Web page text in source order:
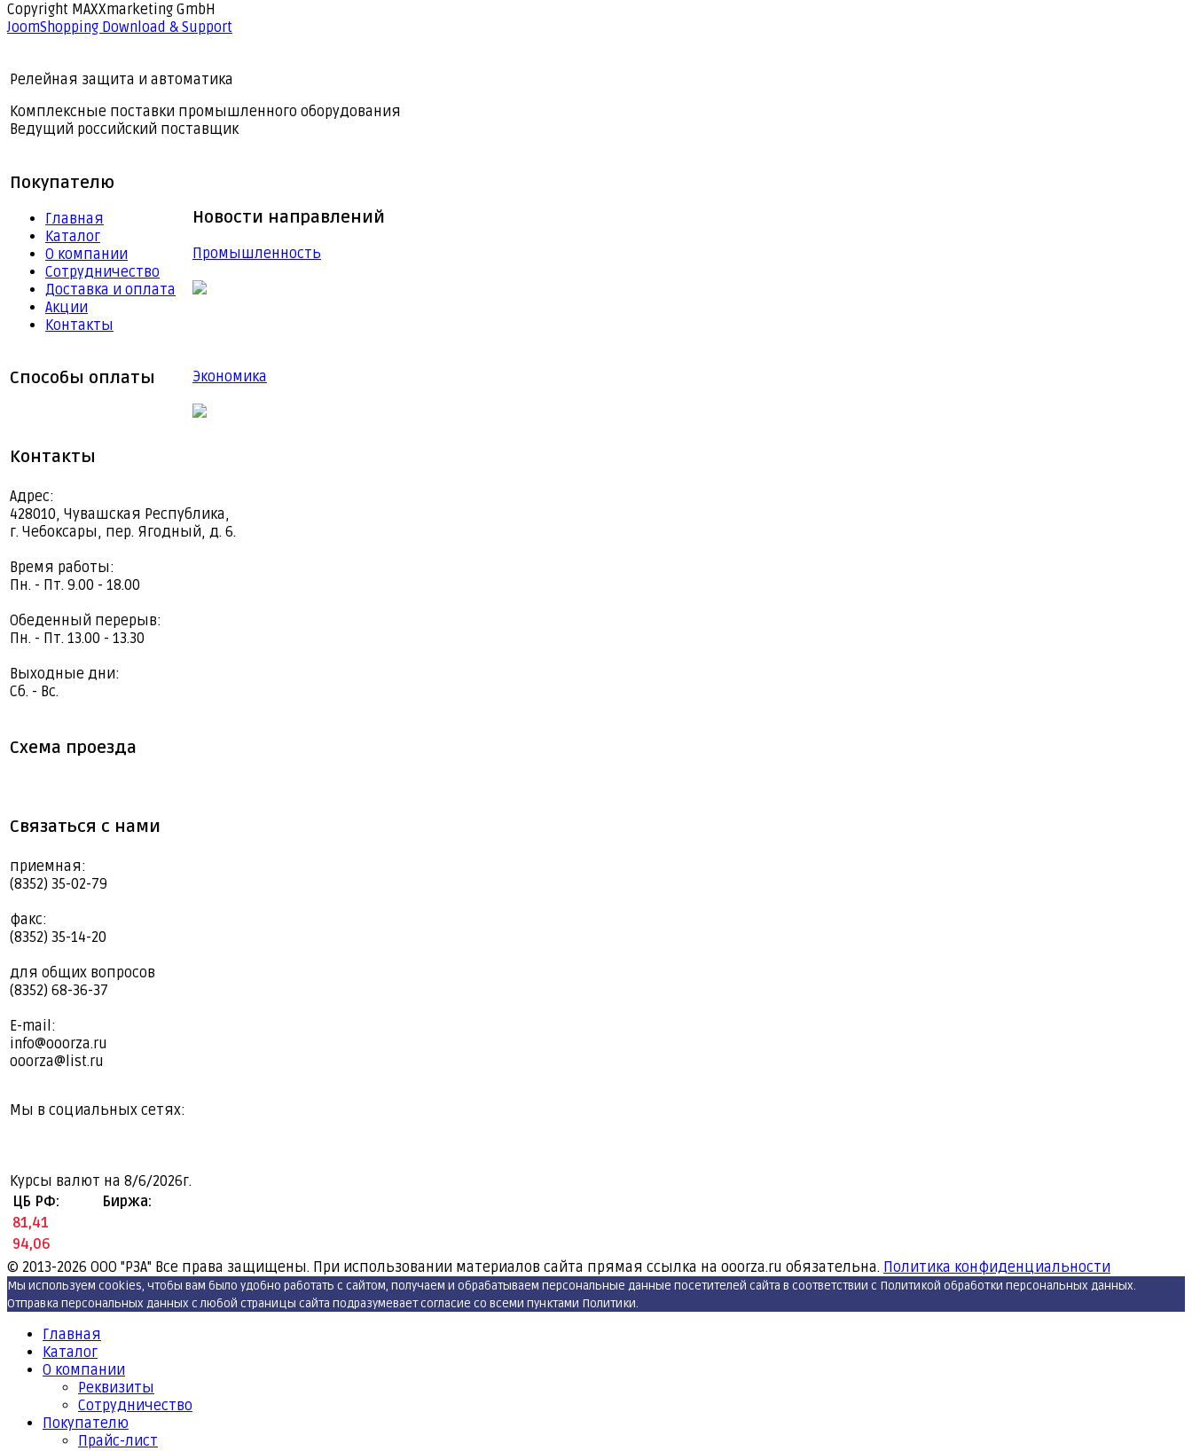
Copyright MAXXmarketing GmbH
JoomShopping Download & Support
Релейная защита и автоматика
Комплексные поставки промышленного оборудования
Ведущий российский поставщик
Покупателю
Главная
Каталог
О компании
Сотрудничество
Доставка и оплата
Акции
Контакты
Новости направлений
Промышленность
Способы оплаты Экономика
Контакты
Адрес:
428010, Чувашская Республика,
г. Чебоксары, пер. Ягодный, д. 6.
Время работы:
Пн. - Пт. 9.00 - 18.00
Обеденный перерыв:
Пн. - Пт. 13.00 - 13.30
Выходные дни:
Сб. - Вс.
Схема проезда
Связаться с нами
приемная:
(8352) 35-02-79
факс:
(8352) 35-14-20
для общих вопросов
(8352) 68-36-37
E-mail:
info@ooorza.ru
ooorza@list.ru
Мы в социальных сетях:
Курсы валют на 8/6/2026г.
ЦБ РФ:
Биржа:
81,41
94,06
© 2013-2026 ООО "РЗА" Все права защищены. При использовании материалов сайта прямая ссылка на ooorza.ru обязательна. Политика конфиденциальности
Мы используем cookies, чтобы вам было удобно работать с сайтом, получаем и обрабатываем персональные данные посетителей сайта в соответствии с Политикой обработки персональных данных.
Отправка персональных данных с любой страницы сайта подразумевает согласие со всеми пунктами Политики.
Главная
Каталог
О компании
Реквизиты
Cотрудничество
Покупателю
Прайс-лист